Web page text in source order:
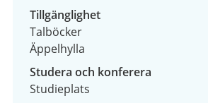
Tillgänglighet
Talböcker
Äppelhylla
Studera och konferera
Studieplats